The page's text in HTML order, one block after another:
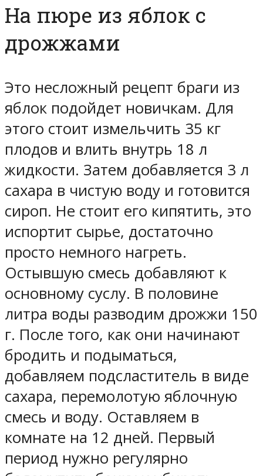
На пюре из яблок с
дрожжами
Это несложный рецепт браги из
яблок подойдет новичкам. Для
этого стоит измельчить 35 кг
плодов и влить внутрь 18 л
жидкости. Затем добавляется 3 л
сахара в чистую воду и готовится
сироп. Не стоит его кипятить, это
испортит сырье, достаточно
просто немного нагреть.
Остывшую смесь добавляют к
основному суслу. В половине
литра воды разводим дрожжи 150
г. После того, как они начинают
бродить и подыматься,
добавляем подсластитель в виде
сахара, перемолотую яблочную
смесь и воду. Оставляем в
комнате на 12 дней. Первый
период нужно регулярно